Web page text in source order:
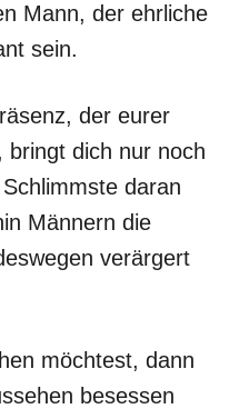
Mann, der ehrliche
sein.
der eurer
bringt dich nur noch
daran
Männern die
verärgert
möchtest, dann
besessen